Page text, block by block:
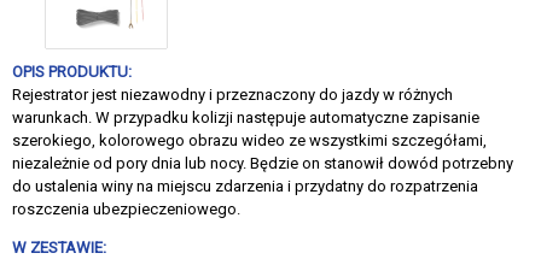
OPIS PRODUKTU:
Rejestrator jest niezawodny i przeznaczony do jazdy w różnych
warunkach. W przypadku kolizji następuje automatyczne zapisanie
szerokiego, kolorowego obrazu wideo ze wszystkimi szczegółami,
niezależnie od pory dnia lub nocy. Będzie on stanowił dowód potrzebny
do ustalenia winy na miejscu zdarzenia i przydatny do rozpatrzenia
roszczenia ubezpieczeniowego.
W ZESTAWIE: